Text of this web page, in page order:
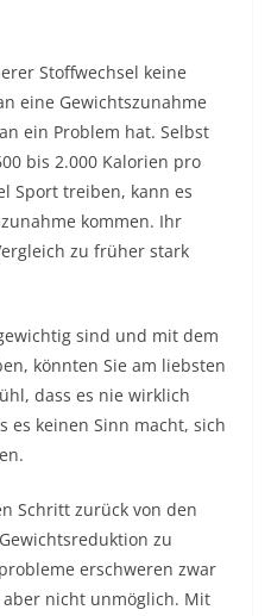
Stoffwechsel keine
eine Gewichtszunahme
ein Problem hat. Selbst
bis 2.000 Kalorien pro
Sport treiben, kann es
kommen. Ihr
zu früher stark
sind und mit dem
könnten Sie am liebsten
dass es nie wirklich
keinen Sinn macht, sich
Schritt zurück von den
zu
erschweren zwar
nicht unmöglich. Mit